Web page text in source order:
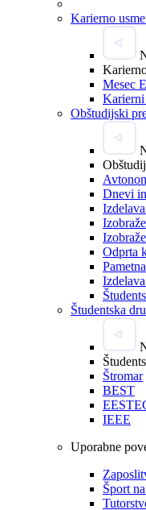
Karierno
Mesec
Karierni
Obštudijski
Dnevi
Odprta
Študentska
Štromar
BEST
IEEE
Uporabne
Šport